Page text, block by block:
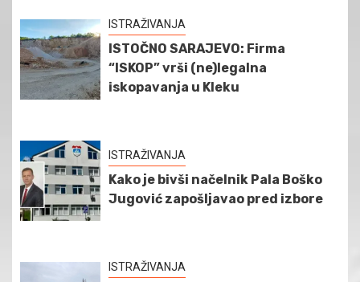
ISTRAŽIVANJA
ISTOČNO SARAJEVO: Firma
“ISKOP” vrši (ne)legalna
iskopavanja u Kleku
ISTRAŽIVANJA
Kako je bivši načelnik Pala Boško
Jugović zapošljavao pred izbore
ISTRAŽIVANJA